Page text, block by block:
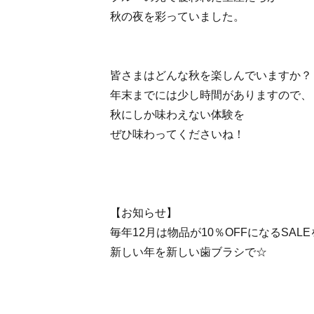
秋の夜を彩っていました。
皆さまはどんな秋を楽しんでいますか？
年末までには少し時間がありますので、
秋にしか味わえない体験を
ぜひ味わってくださいね！
【お知らせ】
毎年12月は物品が10％OFFになるSALE
新しい年を新しい歯ブラシで☆